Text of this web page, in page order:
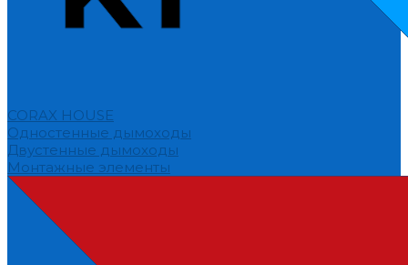
CORAX HOUSE
Одностенные дымоходы
Двустенные дымоходы
Монтажные элементы